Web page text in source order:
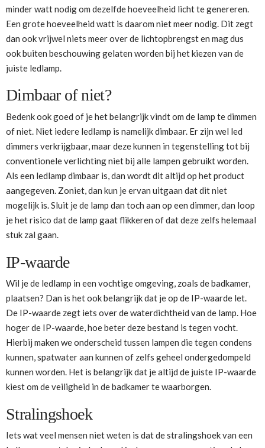
minder watt nodig om dezelfde hoeveelheid licht te genereren.
Een grote hoeveelheid watt is daarom niet meer nodig. Dit zegt
dan ook vrijwel niets meer over de lichtopbrengst en mag dus
ook buiten beschouwing gelaten worden bij het kiezen van de
juiste ledlamp.
Dimbaar of niet?
Bedenk ook goed of je het belangrijk vindt om de lamp te dimmen
of niet. Niet iedere ledlamp is namelijk dimbaar. Er zijn wel led
dimmers verkrijgbaar, maar deze kunnen in tegenstelling tot bij
conventionele verlichting niet bij alle lampen gebruikt worden.
Als een ledlamp dimbaar is, dan wordt dit altijd op het product
aangegeven. Zoniet, dan kun je ervan uitgaan dat dit niet
mogelijk is. Sluit je de lamp dan toch aan op een dimmer, dan loop
je het risico dat de lamp gaat flikkeren of dat deze zelfs helemaal
stuk zal gaan.
IP-waarde
Wil je de ledlamp in een vochtige omgeving, zoals de badkamer,
plaatsen? Dan is het ook belangrijk dat je op de IP-waarde let.
De IP-waarde zegt iets over de waterdichtheid van de lamp. Hoe
hoger de IP-waarde, hoe beter deze bestand is tegen vocht.
Hierbij maken we onderscheid tussen lampen die tegen condens
kunnen, spatwater aan kunnen of zelfs geheel ondergedompeld
kunnen worden. Het is belangrijk dat je altijd de juiste IP-waarde
kiest om de veiligheid in de badkamer te waarborgen.
Stralingshoek
Iets wat veel mensen niet weten is dat de stralingshoek van een